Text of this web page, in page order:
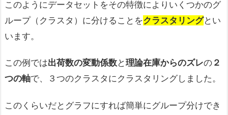
このようにデータセットをその特徴によりいくつかのグ
ループ（クラスタ）に分けることをクラスタリングとい
います。
この例では出荷数の変動係数と理論在庫からのズレの ２
つの軸で、３つのクラスタにクラスタリングしました。
このくらいだとグラフにすれば簡単にグループ分けでき